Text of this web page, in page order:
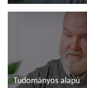
További tudnivalók
Tudományos alapú